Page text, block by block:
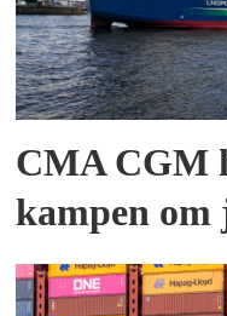
CMA CGM
kampen om